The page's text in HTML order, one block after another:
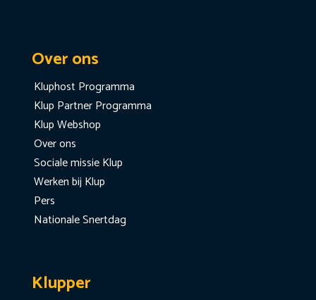
Over ons
Kluphost Programma
Klup Partner Programma
Klup Webshop
Over ons
Sociale missie Klup
Werken bij Klup
Pers
Nationale Snertdag
Klupper